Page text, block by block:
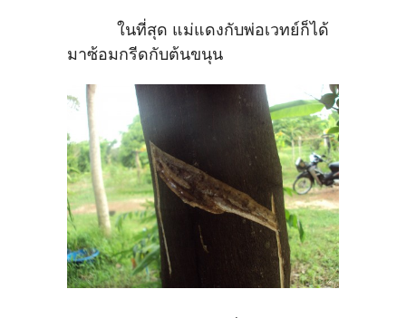
ในที่สุด แม่แดงกับพ่อเวทย์ก็ได้
มาซ้อมกรีดกับต้นขนุน